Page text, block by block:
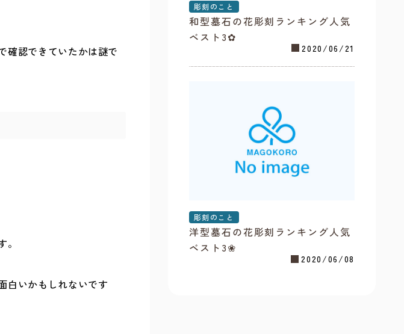
確認できていたかは謎で
白いかもしれないです
彫刻のこと
2020/06/21
和型墓石の花彫刻ランキング人気
ベスト3✿
彫刻のこと
2020/06/08
洋型墓石の花彫刻ランキング人気
ベスト3❀